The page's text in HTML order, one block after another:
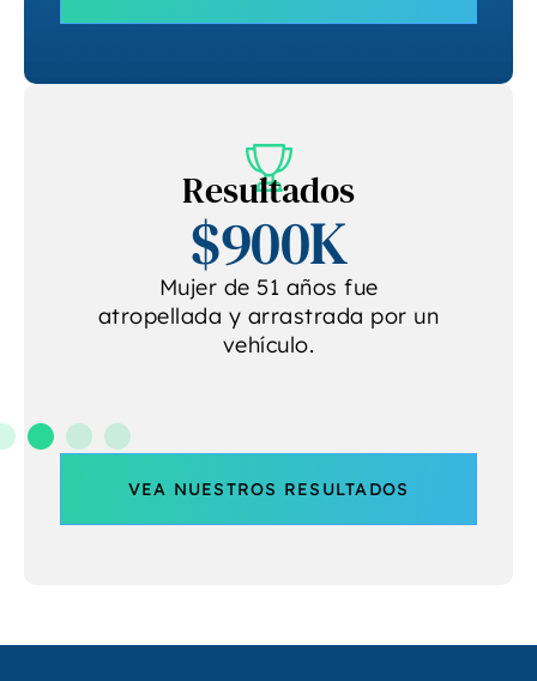
Resultados
$900K
Mujer de 51 años fue
atropellada y arrastrada por un
vehículo.
VEA NUESTROS RESULTADOS